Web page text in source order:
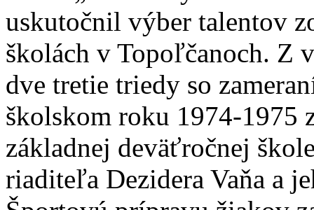
uskutočnil výber talentov
školách v Topoľčanoch. Z
dve tretie triedy so
školskom roku 1974-1975
základnej deväťročnej
riaditeľa Dezidera Vaňa a